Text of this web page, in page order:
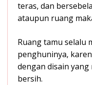
teras, dan
ataupun ruang
Ruang tamu selalu
penghuninya,
dengan disain
bersih.